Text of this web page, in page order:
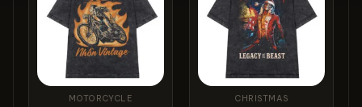
MOTORCYCLE CHRISTMAS